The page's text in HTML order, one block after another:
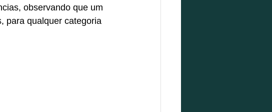
observando que um
para qualquer categoria